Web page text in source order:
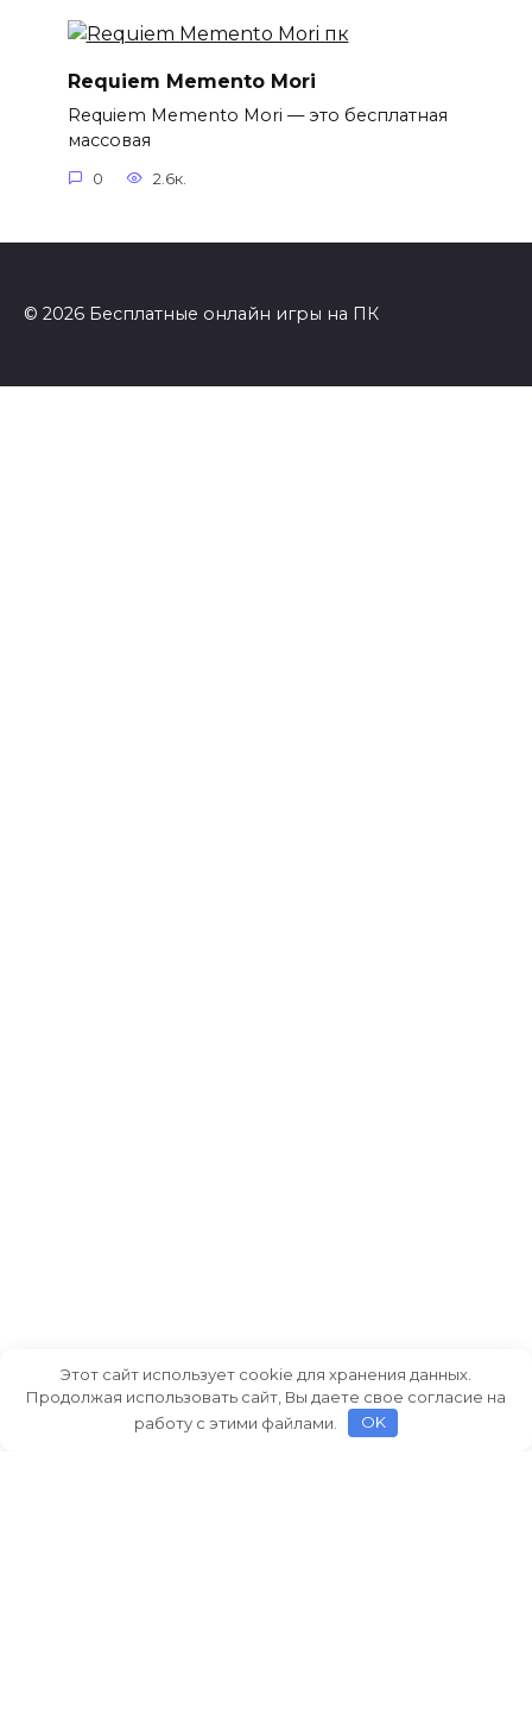
Requiem Memento Mori
Requiem Memento Mori — это бесплатная
массовая
0 2.6к.
© 2026 Бесплатные онлайн игры на ПК
Этот сайт использует cookie для хранения данных.
Продолжая использовать сайт, Вы даете свое согласие на
работу с этими файлами.
OK